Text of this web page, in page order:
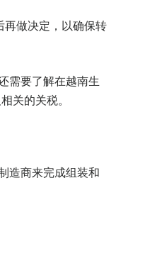
再做决定，以确保转
需要了解在越南生
关的关税。
造商来完成组装和